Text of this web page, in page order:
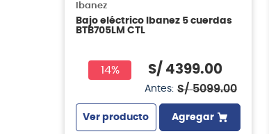
Ibanez
Bajo eléctrico Ibanez 5 cuerdas
BTB705LM CTL
14% S/ 4399.00
Antes: S/ 5099.00
Ver producto Agregar